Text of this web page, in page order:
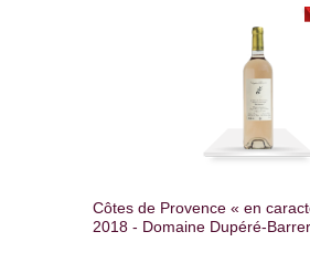
Côtes de Provence « en
2018 - Domaine Dupéré-